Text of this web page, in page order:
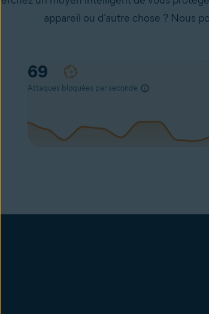
appareil ou d’autre chose ? Nous
92
Attaques bloquées par seconde